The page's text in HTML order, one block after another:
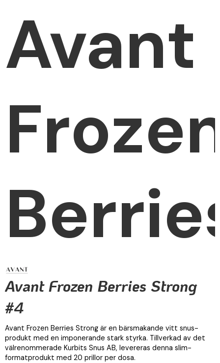
Avant
Avant Frozen Berries Strong
#4
Avant Frozen Berries Strong är en bärsmakande vitt snus-
produkt med en imponerande stark styrka. Tillverkad av det
välrenommerade Kurbits Snus AB, levereras denna slim-
formatprodukt med 20 prillor per dosa.